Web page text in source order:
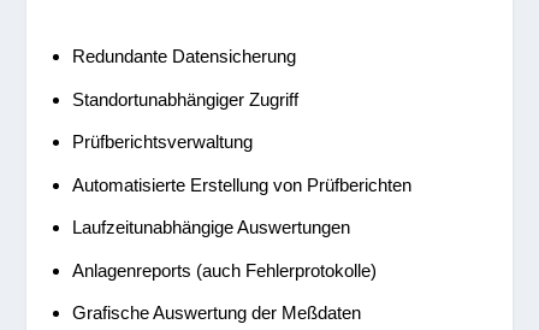
Redundante Datensicherung
Standortunabhängiger Zugriff
Prüfberichtsverwaltung
Automatisierte Erstellung von Prüfberichten
Laufzeitunabhängige Auswertungen
Anlagenreports (auch Fehlerprotokolle)
Grafische Auswertung der Meßdaten